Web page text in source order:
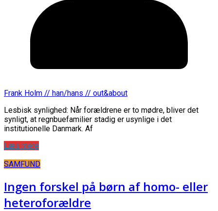
Frank Holm // han/hans // out&about
Lesbisk synlighed: Når forældrene er to mødre, bliver det
synligt, at regnbuefamilier stadig er usynlige i det
institutionelle Danmark. Af
Læs mere
SAMFUND
Ingen forskel på børn af homo- eller
heteroforældre